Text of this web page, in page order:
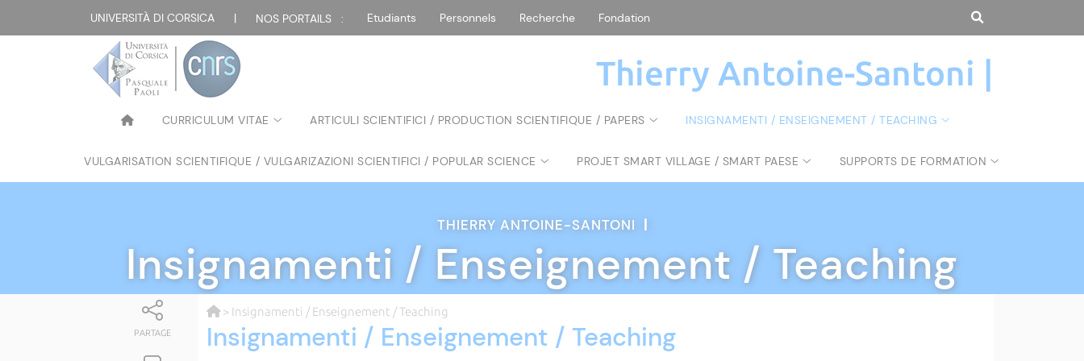
UNIVERSITÀ DI CORSICA | NOS PORTAILS : Etudiants Personnels Recherche Fondation
Thierry Antoine-Santoni |
CURRICULUM VITAE ARTICULI SCIENTIFICI / PRODUCTION SCIENTIFIQUE / PAPERS INSIGNAMENTI / ENSEIGNEMENT / TEACHING
VULGARISATION SCIENTIFIQUE / VULGARIZAZIONI SCIENTIFICI / POPULAR SCIENCE PROJET SMART VILLAGE / SMART PAESE SUPPORTS DE FORMATION
THIERRY ANTOINE-SANTONI |
Insignamenti / Enseignement / Teaching
PARTAGE
> Insignamenti / Enseignement / Teaching
Insignamenti / Enseignement / Teaching